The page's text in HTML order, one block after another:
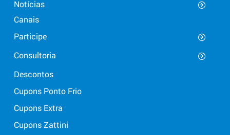
Notícias
Canais
Participe
Consultoria
Descontos
Cupons Ponto Frio
Cupons Extra
Cupons Zattini